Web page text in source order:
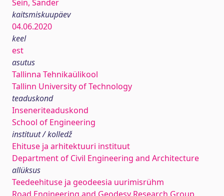
Sein, Sander
kaitsmiskuupäev
04.06.2020
keel
est
asutus
Tallinna Tehnikaülikool
Tallinn University of Technology
teaduskond
Inseneriteaduskond
School of Engineering
instituut / kolledž
Ehituse ja arhitektuuri instituut
Department of Civil Engineering and Architecture
allüksus
Teedeehituse ja geodeesia uurimisrühm